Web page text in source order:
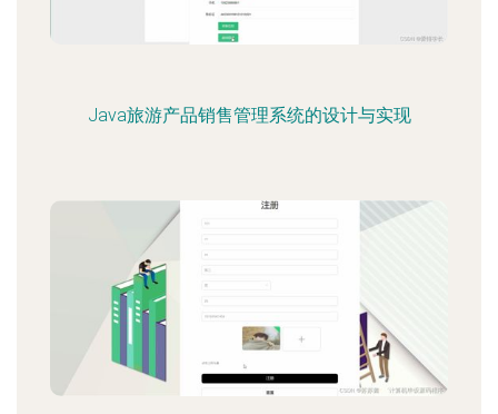
Java旅游产品销售管理系统的设计与实现